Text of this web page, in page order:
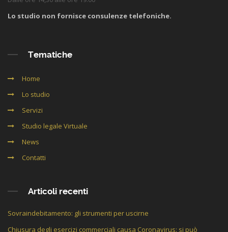
Lo studio non fornisce consulenze telefoniche.
Tematiche
Home
Lo studio
Servizi
Studio legale Virtuale
News
Contatti
Articoli recenti
Sovraindebitamento: gli strumenti per uscirne
Chiusura degli esercizi commerciali causa Coronavirus: si può